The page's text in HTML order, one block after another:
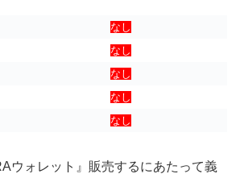
なし
なし
なし
なし
なし
ウォレット』販売するにあたって義